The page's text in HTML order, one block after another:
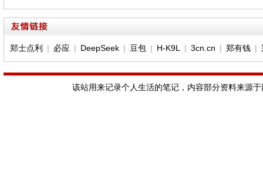
郑士点利 | 必应 | DeepSeek| 豆包| H-K9L | 3cn.cn | 郑有钱|
该站用来记录个人生活的笔记，内容部分资料来源